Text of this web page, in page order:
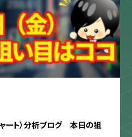
ート）分析ブログ 本日の狙